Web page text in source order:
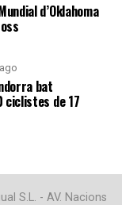
d’Oklahoma
bat
ciclistes de 17
S.L. - AV. Nacions